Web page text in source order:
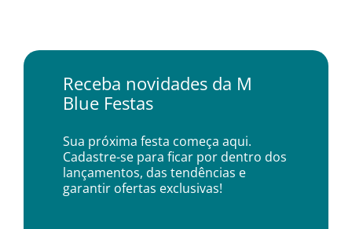
Receba novidades da M
Blue Festas
Sua próxima festa começa aqui.
Cadastre-se para ficar por dentro dos
lançamentos, das tendências e
garantir ofertas exclusivas!